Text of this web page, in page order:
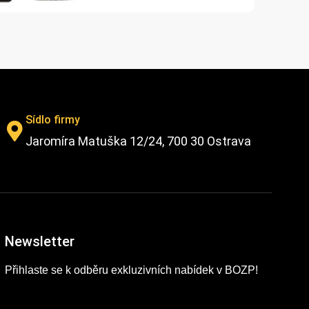
Sídlo firmy
Jaromíra Matuška 12/24, 700 30 Ostrava
Newsletter
Přihlaste se k odběru exkluzivních nabídek v BOZP!